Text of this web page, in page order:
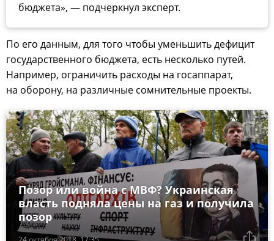
бюджета», — подчеркнул эксперт.
По его данным, для того чтобы уменьшить дефицит
государственного бюджета, есть несколько путей.
Например, ограничить расходы на госаппарат,
на оборону, на различные сомнительные проекты.
Позор или война с МВФ? Украинская
власть подняла цены на газ и получила
позор